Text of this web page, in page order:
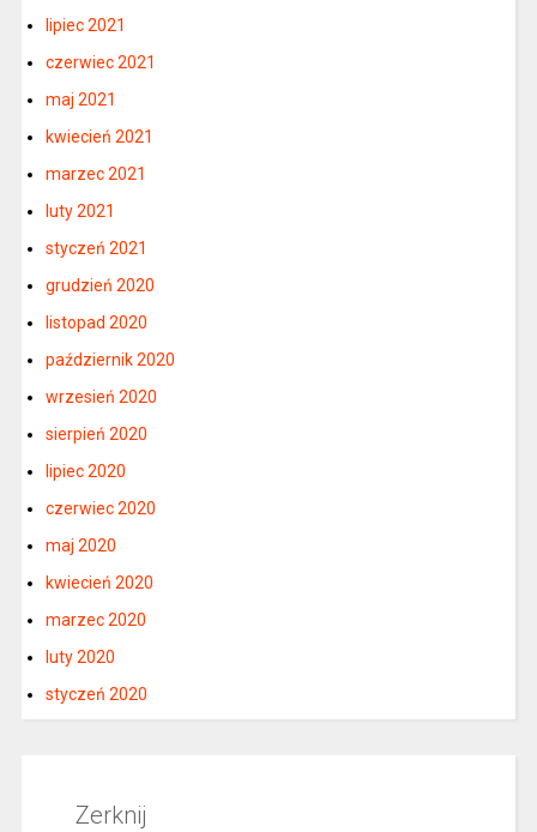
lipiec 2021
czerwiec 2021
maj 2021
kwiecień 2021
marzec 2021
luty 2021
styczeń 2021
grudzień 2020
listopad 2020
październik 2020
wrzesień 2020
sierpień 2020
lipiec 2020
czerwiec 2020
maj 2020
kwiecień 2020
marzec 2020
luty 2020
styczeń 2020
Zerknij